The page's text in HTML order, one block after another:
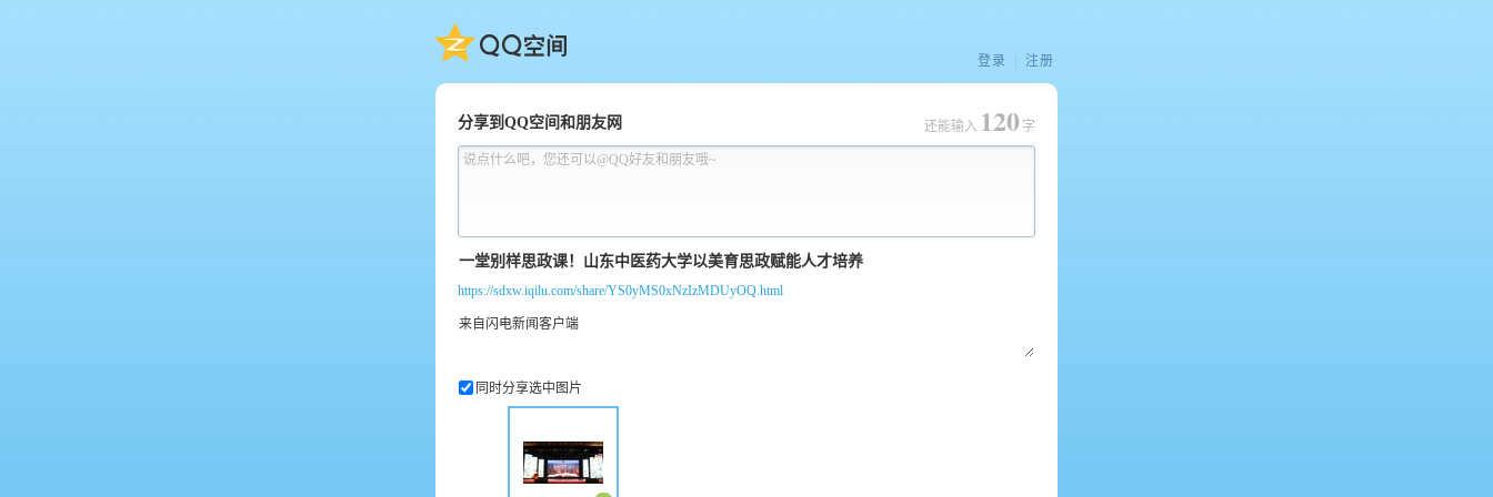
QQ空间
登录 注册
分享到QQ空间和朋友网
说点什么吧，您还可以@QQ好友和朋友哦~
还能输入 120 字
https://sdxw.iqilu.com/share/YS0yMS0xNzIzMDUyOQ.html
同时分享选中图片